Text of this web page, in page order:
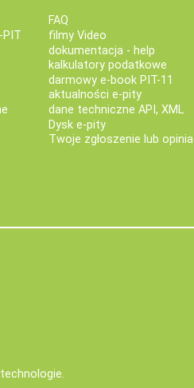
FAQ
filmy Video
dokumentacja - help
kalkulatory podatkowe
darmowy e-book PIT-11
aktualności e-pity
dane techniczne API, XML
Dysk e-pity
Twoje zgłoszenie lub opinia
.